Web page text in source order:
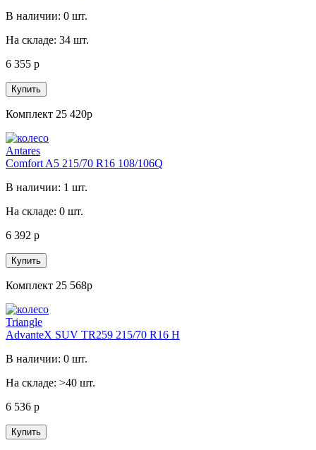
В наличии: 0 шт.
На складе: 34 шт.
6 355 р
Купить
Комплект 25 420р
Antares
Comfort A5 215/70 R16 108/106Q
В наличии: 1 шт.
На складе: 0 шт.
6 392 р
Купить
Комплект 25 568р
Triangle
AdvanteX SUV TR259 215/70 R16 H
В наличии: 0 шт.
На складе: >40 шт.
6 536 р
Купить